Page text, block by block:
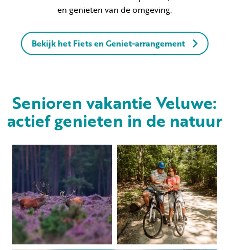
en genieten van de omgeving.
Bekijk het Fiets en Geniet-arrangement
Senioren vakantie Veluwe:
actief genieten in de natuur